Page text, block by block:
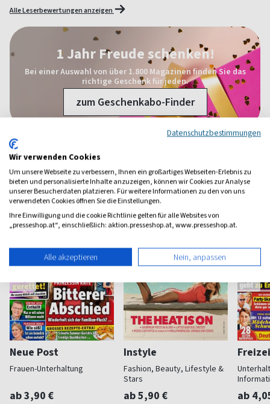
Alle Leserbewertungen anzeigen
1 Jahr Freude schenken!
Bei einer Auswahl von über 1.800 Magazinen finden Sie das
richtige Geschenk für jeden.
zum Geschenkabo-Finder
Weitere Unterhaltung-Magazine
Neue Post
Frauen-Unterhaltung
ab 3,90 €
Instyle
Fashion, Beauty, Lifestyle &
Stars
ab 5,90 € ab
Datenschutzbestimmungen
Wir verwenden Cookies
Um unsere Webseite zu verbessern, Ihnen ein großartiges Webseiten-Erlebnis zu
bieten und personalisierte Inhalte anzuzeigen, können wir Cookies zur Analyse
unserer Besucherdaten platzieren. Für weitere Informationen zu den von uns
verwendeten Cookies öffnen Sie die Einstellungen.
Ihre Einwilligung und die cookie Richtlinie gelten für alle Websites von
„presseshop.at“, einschließlich: aktion.presseshop.at, www.presseshop.at.
Alle akzeptieren Nein, anpassen